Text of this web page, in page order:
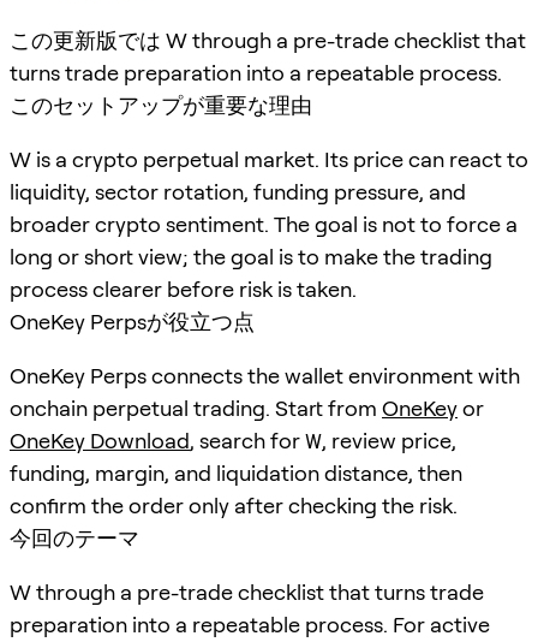
この更新版では W through a pre-trade checklist that
turns trade preparation into a repeatable process.
このセットアップが重要な理由
W is a crypto perpetual market. Its price can react to
liquidity, sector rotation, funding pressure, and
broader crypto sentiment. The goal is not to force a
long or short view; the goal is to make the trading
process clearer before risk is taken.
OneKey Perpsが役立つ点
OneKey Perps connects the wallet environment with
onchain perpetual trading. Start from OneKeyor
OneKey Download, search forW, review price,
funding, margin, and liquidation distance, then
confirm the order only after checking the risk.
今回のテーマ
W through a pre-trade checklist that turns trade
preparation into a repeatable process. For active